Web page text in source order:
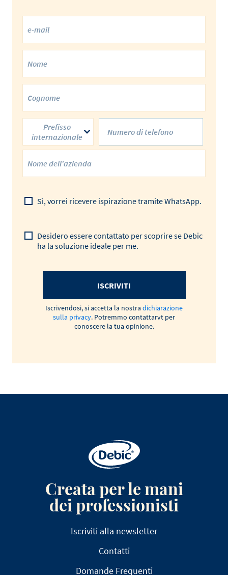
Prefisso
internazionale
Sì, vorrei ricevere ispirazione tramite WhatsApp.
Desidero essere contattato per scoprire se Debic
ha la soluzione ideale per me.
ISCRIVITI
Iscrivendosi, si accetta la nostra dichiarazione
sulla privacy. Potremmo contattarvt per
conoscere la tua opinione.
Creata per le mani
dei professionisti
Iscriviti alla newsletter
Contatti
Domande Frequenti